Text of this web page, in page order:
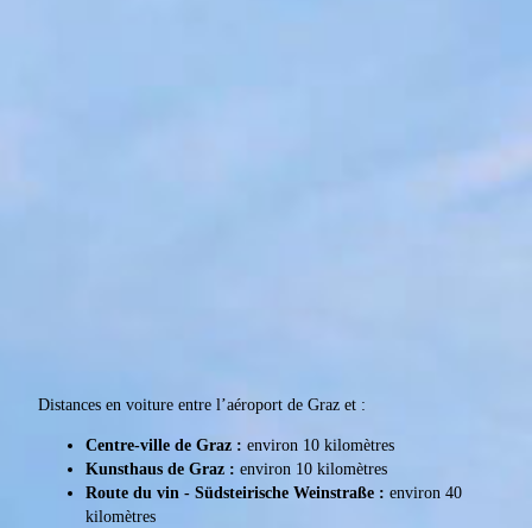
Distances en voiture entre l’aéroport de Graz et :
Centre-ville de Graz : environ 10 kilomètres
Kunsthaus de Graz : environ 10 kilomètres
Route du vin - Südsteirische Weinstraße : environ 40
kilomètres